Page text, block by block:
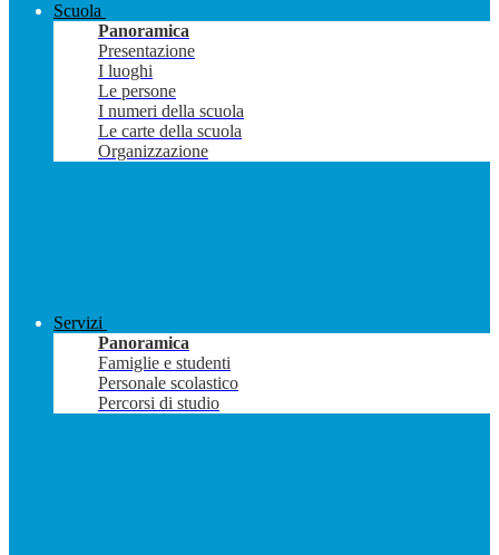
Scuola
Panoramica
Presentazione
I luoghi
Le persone
I numeri della scuola
Le carte della scuola
Organizzazione
Servizi
Panoramica
Famiglie e studenti
Personale scolastico
Percorsi di studio